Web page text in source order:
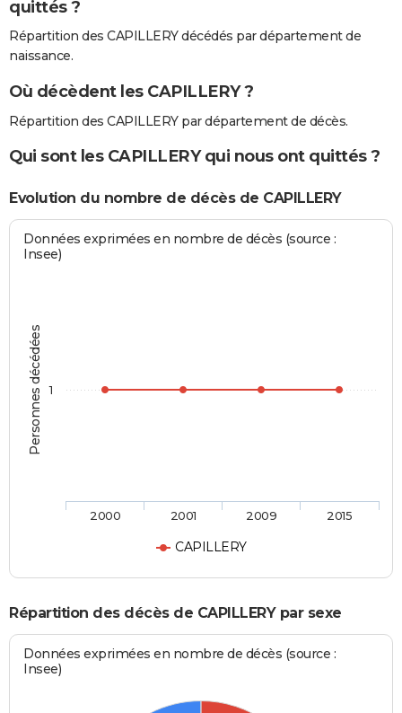
quittés ?
Répartition des CAPILLERY décédés par département de
naissance.
Où décèdent les CAPILLERY ?
Répartition des CAPILLERY par département de décès.
Qui sont les CAPILLERY qui nous ont quittés ?
Evolution du nombre de décès de CAPILLERY
Personnes décédées
Données exprimées en nombre de décès (source :
Insee)
CAPILLERY
2000 2001 2009 2015
1
Répartition des décès de CAPILLERY par sexe
Données exprimées en nombre de décès (source :
Insee)